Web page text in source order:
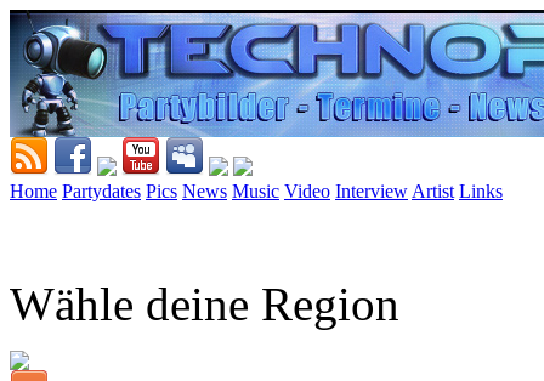
Home Partydates Pics News Music Video Interview Artist Links
Wähle deine Region